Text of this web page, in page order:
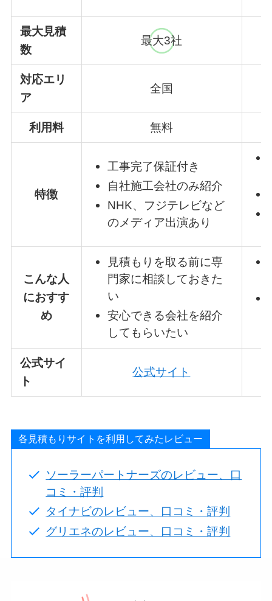
最大見積
数
最大3社
対応エリ
ア
全国
利用料 無料
特徴
工事完了保証付き
自社施工会社のみ紹介
NHK、フジテレビなど
のメディア出演あり
こんな人
におすす
め
見積もりを取る前に専
門家に相談しておきた
い
安心できる会社を紹介
してもらいたい
公式サイ
ト
公式サイト
各見積もりサイトを利用してみたレビュー
ソーラーパートナーズのレビュー、口
コミ・評判
タイナビのレビュー、口コミ・評判
グリエネのレビュー、口コミ・評判